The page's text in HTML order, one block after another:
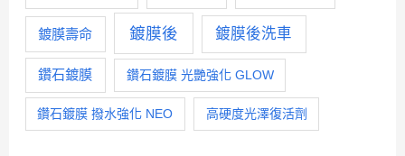
鍍膜壽命 鍍膜後 鍍膜後洗車
鑽石鍍膜 鑽石鍍膜 光艷強化 GLOW
鑽石鍍膜 撥水強化 NEO 高硬度光澤復活劑